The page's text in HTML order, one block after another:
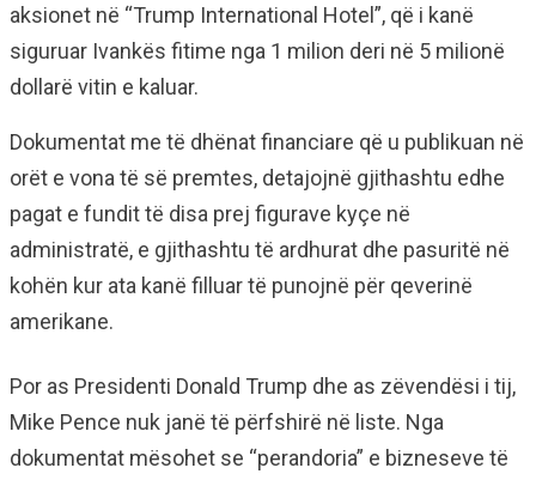
aksionet në “Trump International Hotel”, që i kanë
siguruar Ivankës fitime nga 1 milion deri në 5 milionë
dollarë vitin e kaluar.
Dokumentat me të dhënat financiare që u publikuan në
orët e vona të së premtes, detajojnë gjithashtu edhe
pagat e fundit të disa prej figurave kyçe në
administratë, e gjithashtu të ardhurat dhe pasuritë në
kohën kur ata kanë filluar të punojnë për qeverinë
amerikane.
Por as Presidenti Donald Trump dhe as zëvendësi i tij,
Mike Pence nuk janë të përfshirë në liste. Nga
dokumentat mësohet se “perandoria” e bizneseve të